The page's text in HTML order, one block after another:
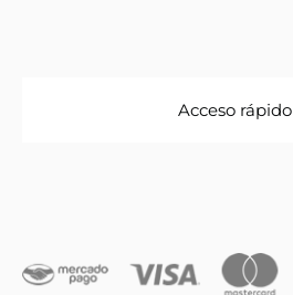
Acceso rápido
Iniciales